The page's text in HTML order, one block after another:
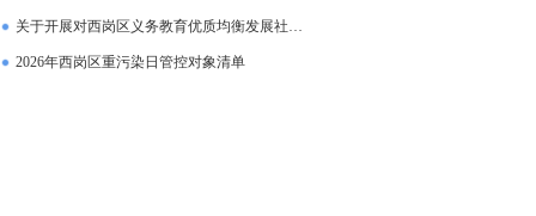
关于开展对西岗区义务教育优质均衡发展社会认可度调查的通告
2026年西岗区重污染日管控对象清单